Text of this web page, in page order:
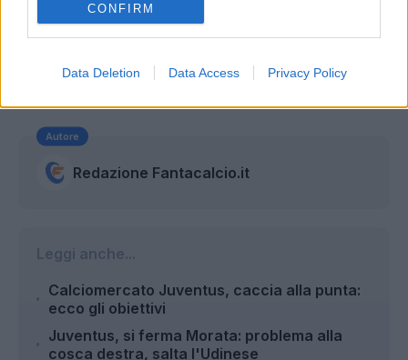
CONFIRM
Data Deletion Data Access Privacy Policy
Autore
Redazione Fantacalcio.it
Leggi anche...
Calciomercato Juventus, caccia alla punta:
ecco gli obiettivi
Juventus, si ferma Morata: problema alla
cosca destra, salta l'Udinese